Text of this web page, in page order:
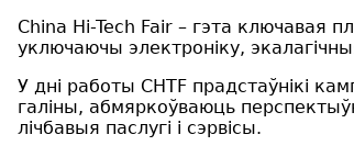
China Hi-Tech Fair – гэта ключавая
уключаючы электроніку,
У дні работы CHTF прадстаўнікі
галіны, абмяркоўваюць
лічбавыя паслугі і сэрвісы.